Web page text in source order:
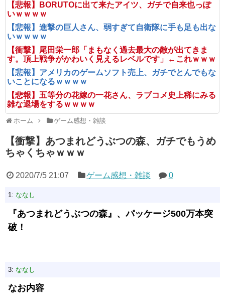
【悲報】BORUTOに出て来たアイツ、ガチで自来也っぽ
いｗｗｗｗ
【悲報】進撃の巨人さん、弱すぎて自衛隊に手も足も出な
いｗｗｗｗ
【衝撃】尾田栄一郎「まもなく過去最大の敵が出てきま
す。頂上戦争がかわいく見えるレベルです」←これｗｗｗ
【悲報】アメリカのゲームソフト売上、ガチでとんでもな
いことになるｗｗｗｗ
【悲報】五等分の花嫁の一花さん、ラブコメ史上稀にみる
雑な退場をするｗｗｗｗ
ホーム ゲーム感想・雑談
【衝撃】あつまれどうぶつの森、ガチでもうめ
ちゃくちゃｗｗｗ
2020/7/5 21:07 ゲーム感想・雑談 0
1: ななし
『あつまれどうぶつの森』、パッケージ500万本突
破！
3: ななし
なお内容